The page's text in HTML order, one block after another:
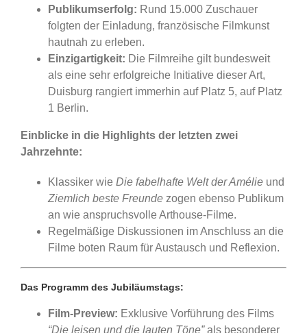
Publikumserfolg: Rund 15.000 Zuschauer
folgten der Einladung, französische Filmkunst
hautnah zu erleben.
Einzigartigkeit: Die Filmreihe gilt bundesweit
als eine sehr erfolgreiche Initiative dieser Art,
Duisburg rangiert immerhin auf Platz 5, auf Platz
1 Berlin.
Einblicke in die Highlights der letzten zwei
Jahrzehnte:
Klassiker wie Die fabelhafte Welt der Amélieund
Ziemlich beste Freundezogen ebenso Publikum
an wie anspruchsvolle Arthouse-Filme.
Regelmäßige Diskussionen im Anschluss an die
Filme boten Raum für Austausch und Reflexion.
Das Programm des Jubiläumstags:
Film-Preview: Exklusive Vorführung des Films
“Die leisen und die lauten Töne”als besonderer